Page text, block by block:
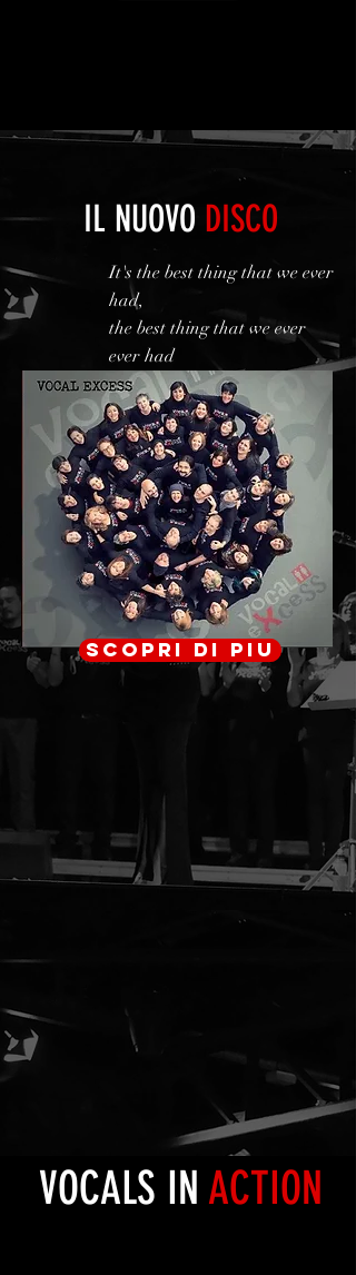
IL NUOVO DISCO
It's the best thing that we ever
had,
the best thing that we ever
ever had
scopri di piu
VOCALS IN ACTION